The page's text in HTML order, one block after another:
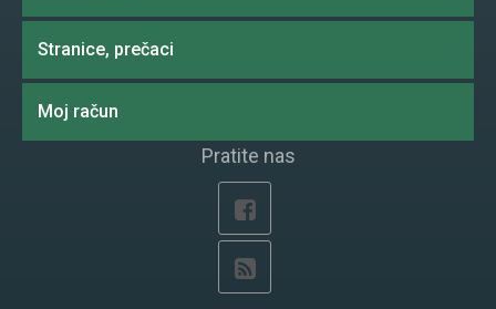
Stranice, prečaci
Moj račun
Pratite nas